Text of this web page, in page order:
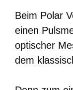
Beim Polar
einen
optischer
dem